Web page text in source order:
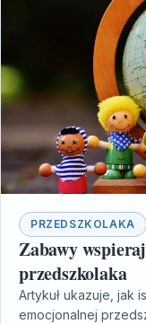
PRZEDSZKOLAKA
Zabawy
przedszkolaka
Artykuł ukazuje, jak
emocjonalnej